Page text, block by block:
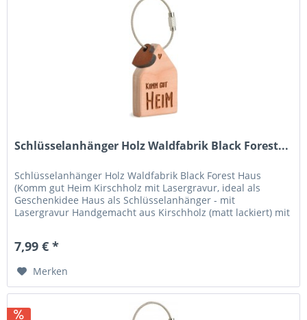
Schlüsselanhänger Holz Waldfabrik Black Forest...
Schlüsselanhänger Holz Waldfabrik Black Forest Haus
(Komm gut Heim Kirschholz mit Lasergravur, ideal als
Geschenkidee Haus als Schlüsselanhänger - mit
Lasergravur Handgemacht aus Kirschholz (matt lackiert) mit
7,99 € *
Merken